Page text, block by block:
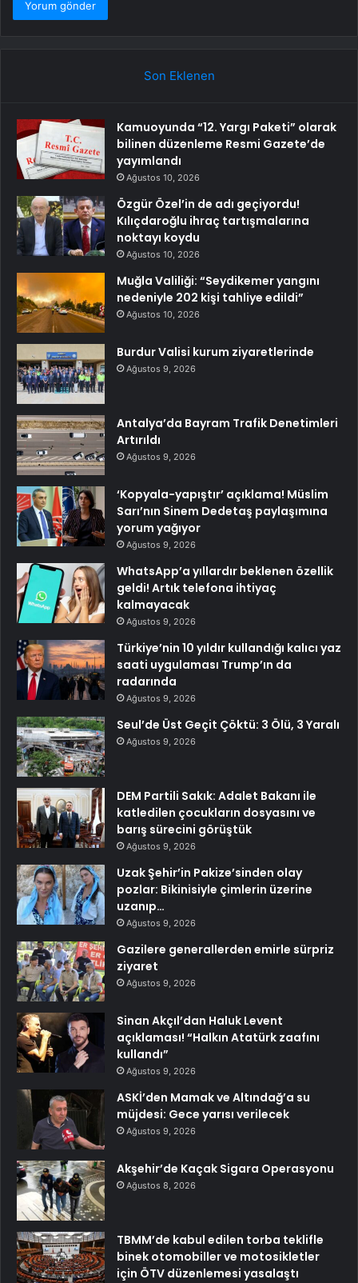
Son Eklenen
Kamuoyunda “12. Yargı Paketi” olarak
bilinen düzenleme Resmi Gazete’de
yayımlandı
Ağustos 10, 2026
Özgür Özel’in de adı geçiyordu!
Kılıçdaroğlu ihraç tartışmalarına
noktayı koydu
Ağustos 10, 2026
Muğla Valiliği: “Seydikemer yangını
nedeniyle 202 kişi tahliye edildi”
Ağustos 10, 2026
Burdur Valisi kurum ziyaretlerinde
Ağustos 9, 2026
Antalya’da Bayram Trafik Denetimleri
Artırıldı
Ağustos 9, 2026
‘Kopyala-yapıştır’ açıklama! Müslim
Sarı’nın Sinem Dedetaş paylaşımına
yorum yağıyor
Ağustos 9, 2026
WhatsApp’a yıllardır beklenen özellik
geldi! Artık telefona ihtiyaç
kalmayacak
Ağustos 9, 2026
Türkiye’nin 10 yıldır kullandığı kalıcı yaz
saati uygulaması Trump’ın da
radarında
Ağustos 9, 2026
Seul’de Üst Geçit Çöktü: 3 Ölü, 3 Yaralı
Ağustos 9, 2026
DEM Partili Sakık: Adalet Bakanı ile
katledilen çocukların dosyasını ve
barış sürecini görüştük
Ağustos 9, 2026
Uzak Şehir’in Pakize’sinden olay
pozlar: Bikinisiyle çimlerin üzerine
uzanıp…
Ağustos 9, 2026
Gazilere generallerden emirle sürpriz
ziyaret
Ağustos 9, 2026
Sinan Akçıl’dan Haluk Levent
açıklaması! “Halkın Atatürk zaafını
kullandı”
Ağustos 9, 2026
ASKİ’den Mamak ve Altındağ’a su
müjdesi: Gece yarısı verilecek
Ağustos 9, 2026
Akşehir’de Kaçak Sigara Operasyonu
Ağustos 8, 2026
TBMM’de kabul edilen torba teklifle
binek otomobiller ve motosikletler
için ÖTV düzenlemesi yasalaştı